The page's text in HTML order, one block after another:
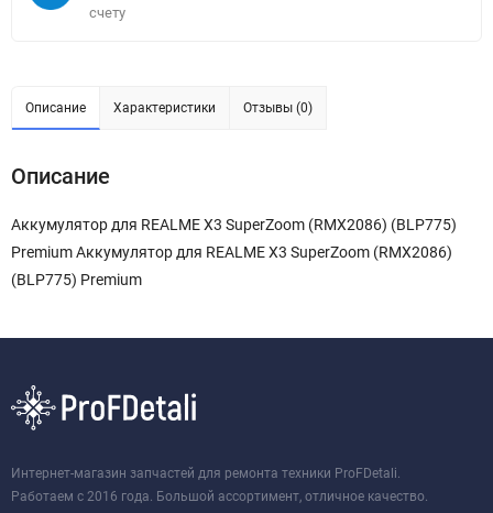
счету
Описание Характеристики Отзывы (0)
Описание
Аккумулятор для REALME X3 SuperZoom (RMX2086) (BLP775)
Premium Аккумулятор для REALME X3 SuperZoom (RMX2086)
(BLP775) Premium
Интернет-магазин запчастей для ремонта техники ProFDetali.
Работаем с 2016 года. Большой ассортимент, отличное качество.